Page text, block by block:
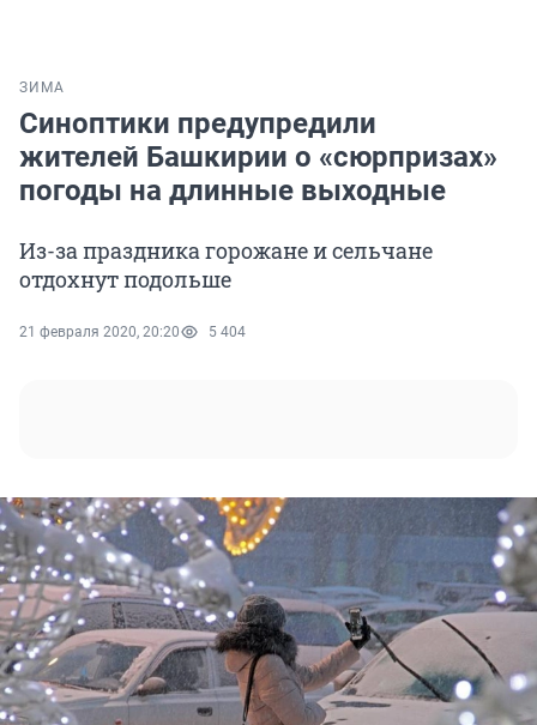
ЗИМА
Синоптики предупредили
жителей Башкирии о «сюрпризах»
погоды на длинные выходные
Из-за праздника горожане и сельчане
отдохнут подольше
21 февраля 2020, 20:20 5 404